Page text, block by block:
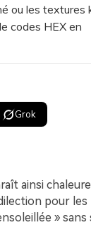
ou les textures
codes HEX en
Grok
ainsi
pour les
» sans